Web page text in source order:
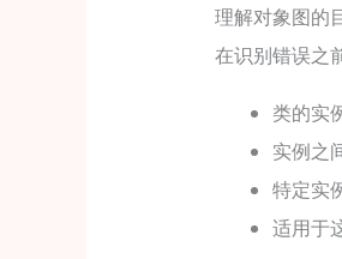
理解对象图的
在识别错误之
类的实
实例之
特定实
适用于